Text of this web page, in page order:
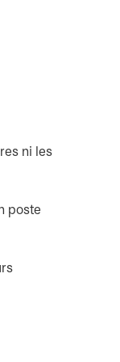
ni les
poste